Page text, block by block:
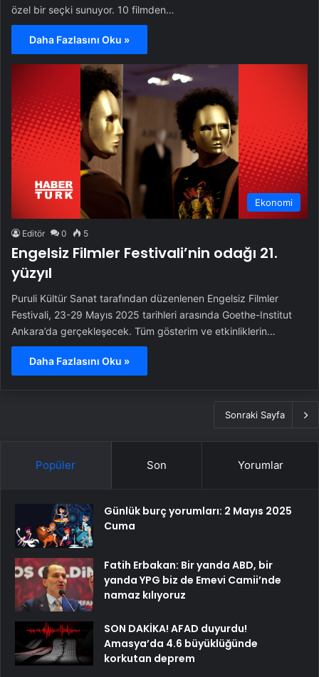
özel bir seçki sunuyor. 10 filmden…
Daha Fazlasını Oku »
Ekonomi
Editör 0 5
Engelsiz Filmler Festivali’nin odağı 21.
yüzyıl
Puruli Kültür Sanat tarafından düzenlenen Engelsiz Filmler
Festivali, 23-29 Mayıs 2025 tarihleri arasında Goethe-Institut
Ankara’da gerçekleşecek. Tüm gösterim ve etkinliklerin…
Daha Fazlasını Oku »
Sonraki Sayfa
Popüler Son Yorumlar
Günlük burç yorumları: 2 Mayıs 2025
Cuma
Fatih Erbakan: Bir yanda ABD, bir
yanda YPG biz de Emevi Camii’nde
namaz kılıyoruz
SON DAKİKA! AFAD duyurdu!
Amasya’da 4.6 büyüklüğünde
korkutan deprem